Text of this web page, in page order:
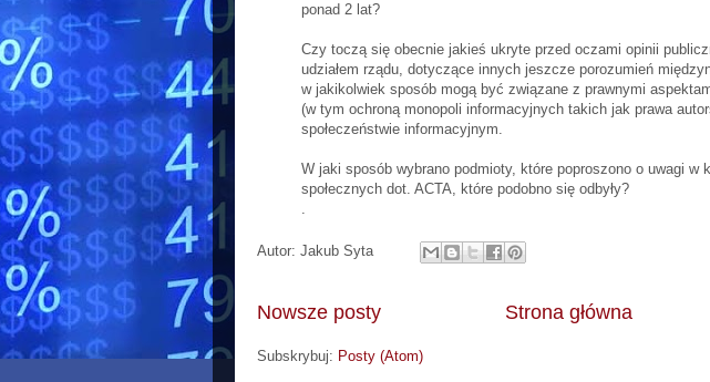
ponad 2 lat?
Czy toczą się obecnie jakieś ukryte przed oczami opinii
udziałem rządu, dotyczące innych jeszcze porozumień
w jakikolwiek sposób mogą być związane z prawnymi
(w tym ochroną monopoli informacyjnych takich jak prawa
społeczeństwie informacyjnym.
W jaki sposób wybrano podmioty, które poproszono o uwagi w
społecznych dot. ACTA, które podobno się odbyły?
.
Autor: Jakub Syta
Nowsze posty Strona główna
Subskrybuj: Posty (Atom)